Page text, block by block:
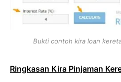
Bukti contoh kira loan
Ringkasan Kira Pinjaman